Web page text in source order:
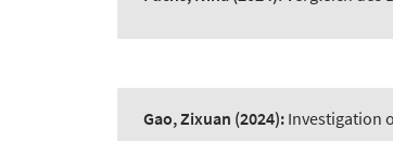
Gao, Zixuan (2024): Investigation